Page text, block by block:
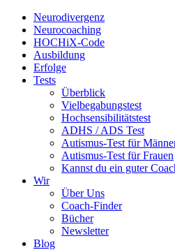
Neurodivergenz
Neurocoaching
HOCHiX-Code
Ausbildung
Erfolge
Tests
Überblick
Vielbegabungstest
Hochsensibilitätstest
ADHS / ADS Test
Autismus-Test für
Autismus-Test für Frauen
Kannst du ein guter
Wir
Über Uns
Coach-Finder
Bücher
Newsletter
Blog